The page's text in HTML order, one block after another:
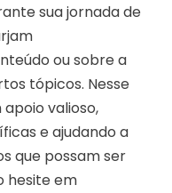
sua jornada de
ou sobre a
tópicos. Nesse
valioso,
e ajudando a
que possam ser
hesite em